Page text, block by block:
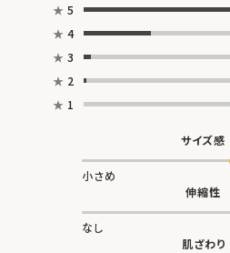
★ 5
★ 4
★ 3
★ 2
★ 1
サイズ感
小さめ
伸縮性
なし
肌ざわり